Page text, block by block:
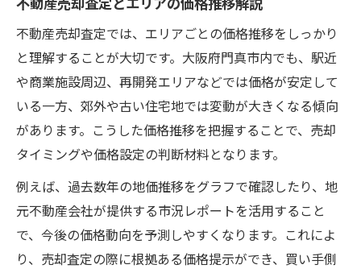
不動産売却査定では、エリアごとの価格推移をしっかり
と理解することが大切です。大阪府門真市内でも、駅近
や商業施設周辺、再開発エリアなどでは価格が安定して
いる一方、郊外や古い住宅地では変動が大きくなる傾向
があります。こうした価格推移を把握することで、売却
タイミングや価格設定の判断材料となります。
例えば、過去数年の地価推移をグラフで確認したり、地
元不動産会社が提供する市況レポートを活用すること
で、今後の価格動向を予測しやすくなります。これによ
り、売却査定の際に根拠ある価格提示ができ、買い手側